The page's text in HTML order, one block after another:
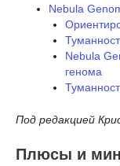
Nebula
Nebula
генома
Под редакцией
Плюсы и